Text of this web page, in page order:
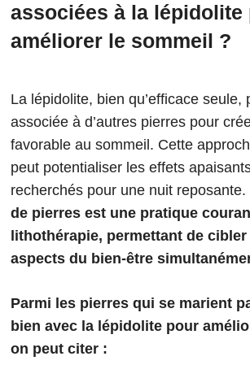
associées à la lépidolite
améliorer le sommeil ?
La lépidolite, bien qu’efficace seule,
associée à d’autres pierres pour
favorable au sommeil. Cette
peut potentialiser les effets
recherchés pour une nuit reposante.
de pierres est une pratique
lithothérapie, permettant de
aspects du bien-être
Parmi les pierres qui se marient
bien avec la lépidolite pour
on peut citer :